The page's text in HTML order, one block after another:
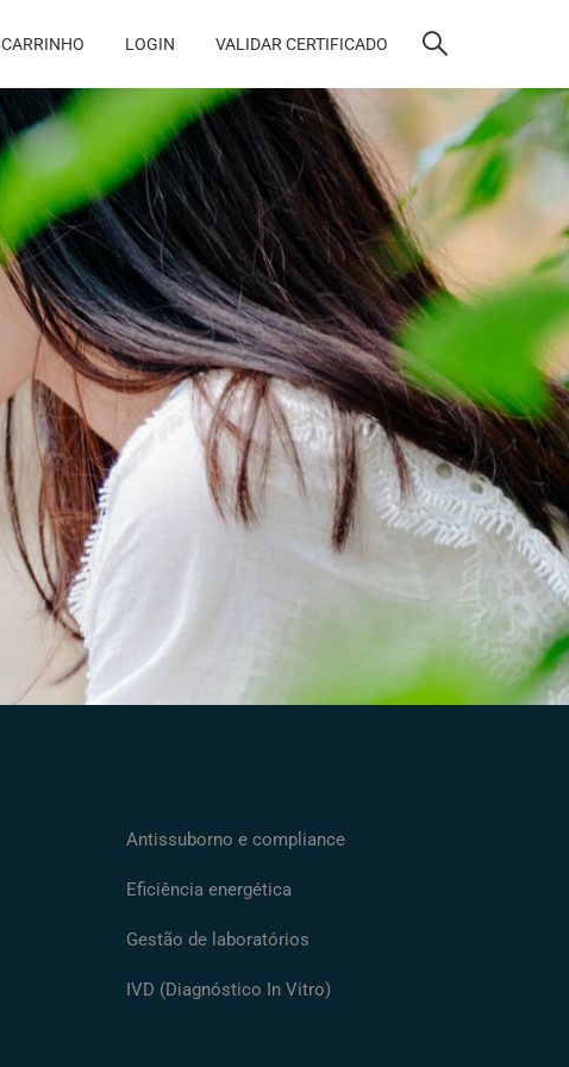
CARRINHO LOGIN VALIDAR CERTIFICADO
Antissuborno e compliance
Eficiência energética
Gestão de laboratórios
IVD (Diagnóstico In Vitro)